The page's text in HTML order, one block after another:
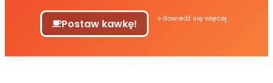
Postaw kawkę! dowiedź się więcej